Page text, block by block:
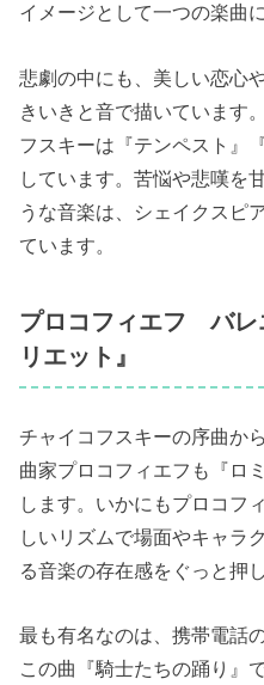
イメージとして一つの楽曲
悲劇の中にも、美しい恋心
きいきと音で描いています
フスキーは『テンペスト』
しています。苦悩や悲嘆を
うな音楽は、シェイクスピ
ています。
プロコフィエフ バレ
リエット』
チャイコフスキーの序曲か
曲家プロコフィエフも『ロ
します。いかにもプロコフ
しいリズムで場面やキャラ
る音楽の存在感をぐっと押
最も有名なのは、携帯電話
この曲『騎士たちの踊り』